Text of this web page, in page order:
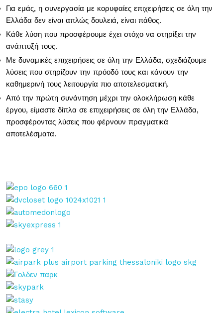
Για εμάς, η συνεργασία με κορυφαίες επιχειρήσεις σε όλη την
Ελλάδα δεν είναι απλώς δουλειά, είναι πάθος.
Κάθε λύση που προσφέρουμε έχει στόχο να στηρίξει την
ανάπτυξή τους.
Με δυναμικές επιχειρήσεις σε όλη την Ελλάδα, σχεδιάζουμε
λύσεις που στηρίζουν την πρόοδό τους και κάνουν την
καθημερινή τους λειτουργία πιο αποτελεσματική.
Από την πρώτη συνάντηση μέχρι την ολοκλήρωση κάθε
έργου, είμαστε δίπλα σε επιχειρήσεις σε όλη την Ελλάδα,
προσφέροντας λύσεις που φέρνουν πραγματικά
αποτελέσματα.